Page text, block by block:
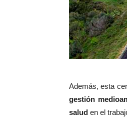
Además, esta
gestión
salud en el